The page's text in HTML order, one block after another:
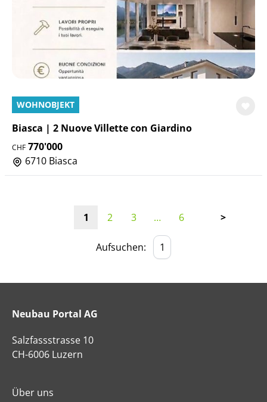
WOHNOBJEKT
Biasca | 2 Nuove Villette con Giardino
CHF 770'000
6710 Biasca
1 2 3 … 6 >
Aufsuchen:
Neubau Portal AG
Salzfassstrasse 10
CH-6006 Luzern
Über uns